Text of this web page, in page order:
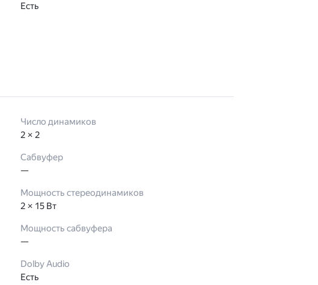
Есть
Число динамиков
2 × 2
Сабвуфер
—
Мощность стереодинамиков
2 × 15 Вт
Мощность сабвуфера
—
Dolby Audio
Есть